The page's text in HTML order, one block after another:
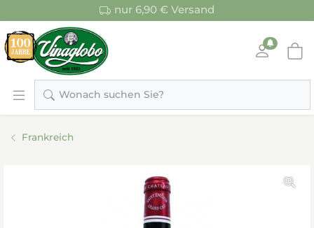
nur 6,90 € Versand
Wonach suchen Sie?
Frankreich